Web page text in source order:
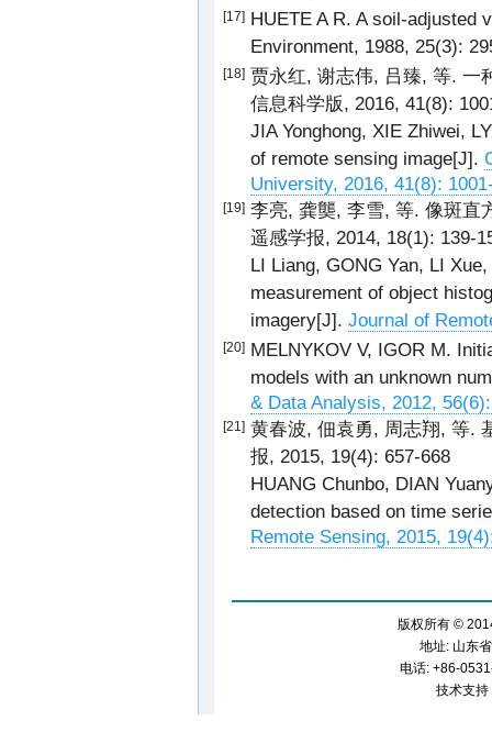
[17] HUETE A R. A soil-adjusted
Environment, 1988, 25(3):
[18] 贾永红, 谢志伟, 吕臻, 等. 一
信息科学版, 2016, 41(8):
JIA Yonghong, XIE Zhiwei,
of remote sensing image[J].
University, 2016, 41(8):
[19] 李亮, 龚龑, 李雪, 等. 像斑直
遥感学报, 2014, 18(1): 139-
LI Liang, GONG Yan, LI
measurement of object
imagery[J]. Journal of
[20] MELNYKOV V, IGOR M.
models with an unknown
& Data Analysis, 2012,
[21] 黄春波, 佃袁勇, 周志翔, 等.
报, 2015, 19(4): 657-668
HUANG Chunbo, DIAN
detection based on time
Remote Sensing, 2015,